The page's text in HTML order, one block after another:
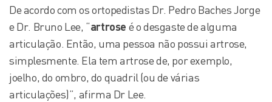
De acordo com os ortopedistas Dr. Pedro Baches Jorge
e Dr. Bruno Lee, “artrose é o desgaste de alguma
articulação. Então, uma pessoa não possui artrose,
simplesmente. Ela tem artrose de, por exemplo,
joelho, do ombro, do quadril (ou de várias
articulações)”, afirma Dr Lee.